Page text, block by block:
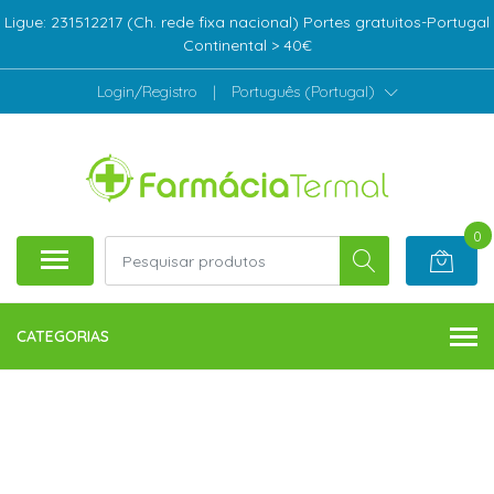
Ligue: 231512217 (Ch. rede fixa nacional) Portes gratuitos-Portugal
Continental > 40€
Login/Registro | Português (Portugal)
0
CATEGORIAS